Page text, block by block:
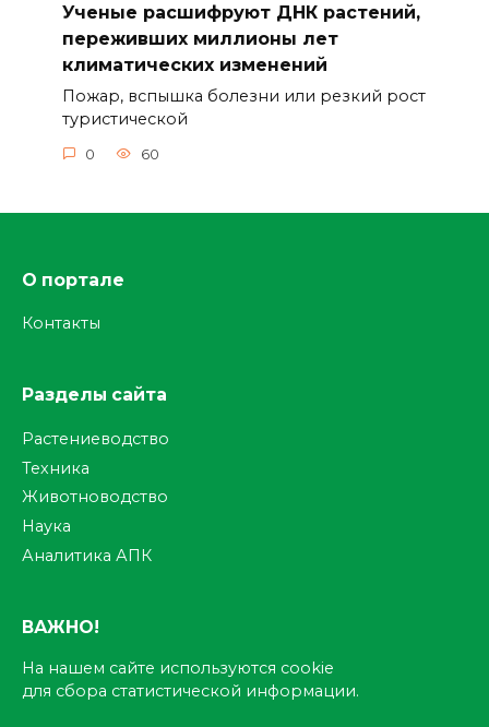
Ученые расшифруют ДНК растений,
переживших миллионы лет
климатических изменений
Пожар, вспышка болезни или резкий рост
туристической
0 60
О портале
Контакты
Разделы сайта
Растениеводство
Техника
Животноводство
Наука
Аналитика АПК
ВАЖНО!
На нашем сайте используются cookie
для сбора статистической информации.